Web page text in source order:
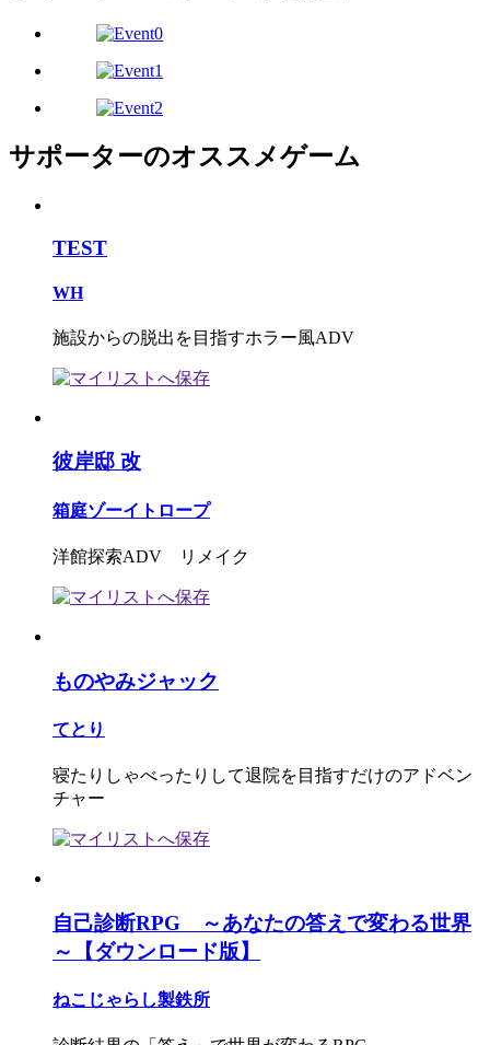
サポーターのオススメゲーム
TEST
WH
施設からの脱出を目指すホラー風ADV
彼岸邸 改
箱庭ゾーイトロープ
洋館探索ADV リメイク
ものやみジャック
てとり
寝たりしゃべったりして退院を目指すだけのアドベン
チャー
自己診断RPG ～あなたの答えで変わる世界
～【ダウンロード版】
ねこじゃらし製鉄所